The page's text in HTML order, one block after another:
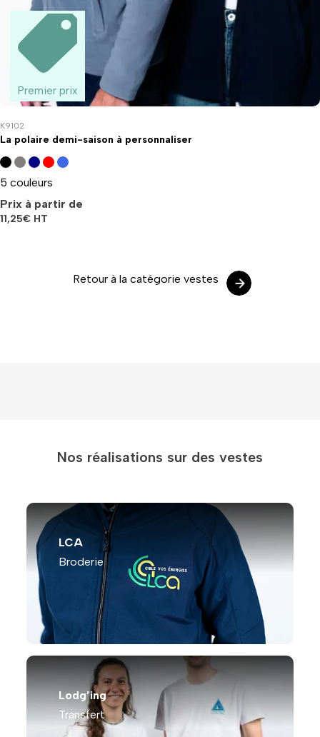
Premier prix
K9102
La polaire demi-saison à personnaliser
5 couleurs
Prix à partir de
11,25€ HT
Retour à la catégorie vestes
Nos réalisations sur des vestes
LCA
Broderie
Lodg’ing
Transfert